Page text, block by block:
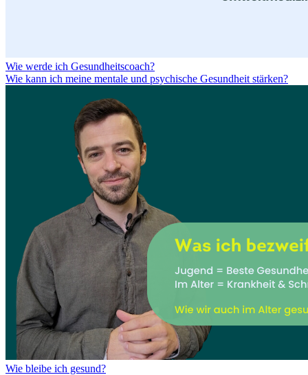
Wie werde ich Gesundheitscoach?
Wie kann ich meine mentale und psychische Gesundheit stärken?
Wie bleibe ich gesund?